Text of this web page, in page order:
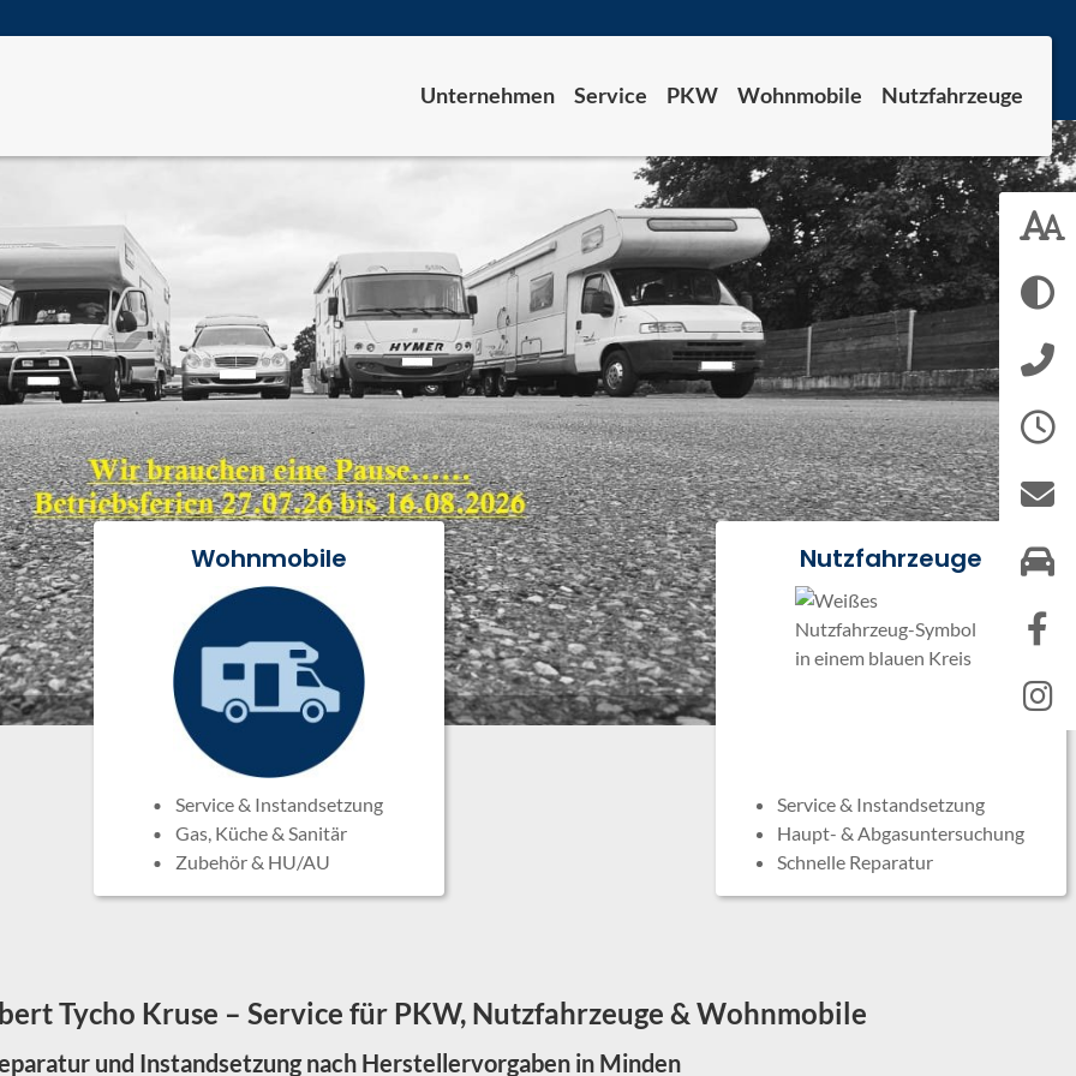
Unternehmen Service PKW Wohnmobile Nutzfahrzeuge
Wohnmobile
Service & Instandsetzung
Gas, Küche & Sanitär
Zubehör & HU/AU
Nutzfahrzeuge
Service & Instandsetzung
Haupt- & Abgasuntersuchung
Schnelle Reparatur
Tycho Kruse – Service für PKW, Nutzfahrzeuge & Wohnmobile
und Instandsetzung nach Herstellervorgaben in Minden